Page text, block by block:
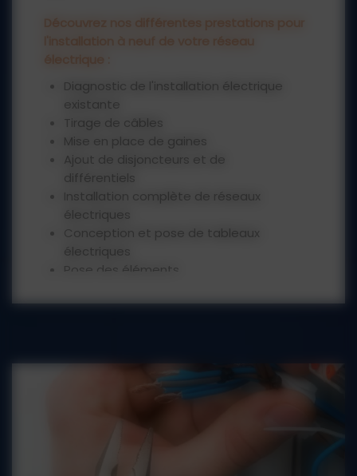
Découvrez nos différentes prestations pour
Diagnostic de l'installation électrique
existante
Tirage de câbles
Mise en place de gaines
Ajout de disjoncteurs et de
différentiels
électriques
électriques
Pose des éléments
APE pour toute
intervention à Vauvenargues ou toute
et les départements limitrophes.